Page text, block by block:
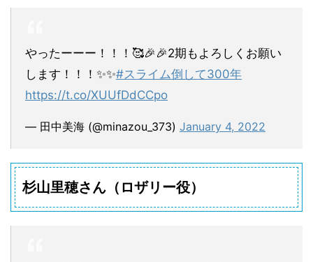
やったーーー！！！🥰🎉🎉2期もよろしくお願い
します！！！✨✨#スライム倒して300年
https://t.co/XUUfDdCCpo
— 田中美海 (@minazou_373) January 4, 2022
杉山里穂さん（ロザリー役）